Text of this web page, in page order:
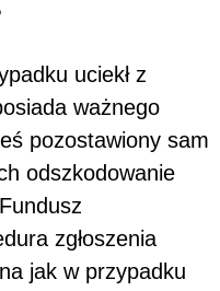
uciekł z
ważnego
pozostawiony sam
odszkodowanie
zgłoszenia
jak w przypadku